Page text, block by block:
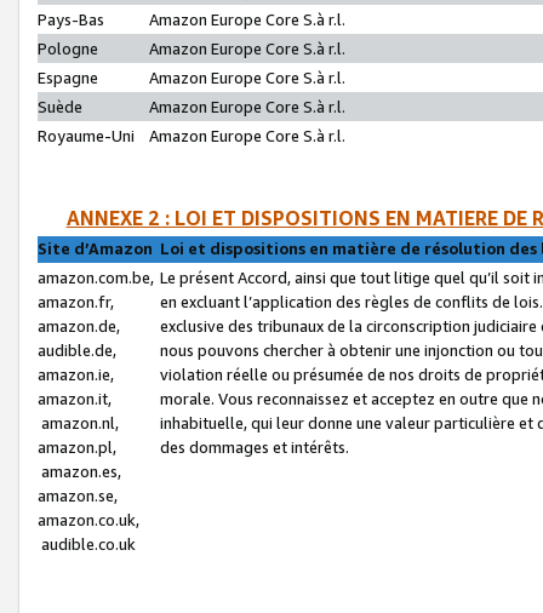
Pays-Bas
Amazon Europe Core S.à r.l.
Pologne
Amazon Europe Core S.à r.l.
Espagne
Amazon Europe Core S.à r.l.
Suède
Amazon Europe Core S.à r.l.
Royaume-Uni
Amazon Europe Core S.à r.l.
ANNEXE 2 : LOI ET DISPOSITIONS EN MATIERE DE
Site d’Amazon Loi et dispositions en matière de résolution
amazon.com.be,
amazon.fr,
amazon.de,
audible.de,
amazon.ie,
amazon.it,
amazon.nl,
amazon.pl,
amazon.es,
amazon.se,
amazon.co.uk,
audible.co.uk
Le présent Accord, ainsi que tout litige quel qu’il soit
en excluant l’application des règles de conflits de
exclusive des tribunaux de la circonscription
nous pouvons chercher à obtenir une injonction ou
violation réelle ou présumée de nos droits de
morale. Vous reconnaissez et acceptez en outre que
inhabituelle, qui leur donne une valeur particulière
des dommages et intérêts.